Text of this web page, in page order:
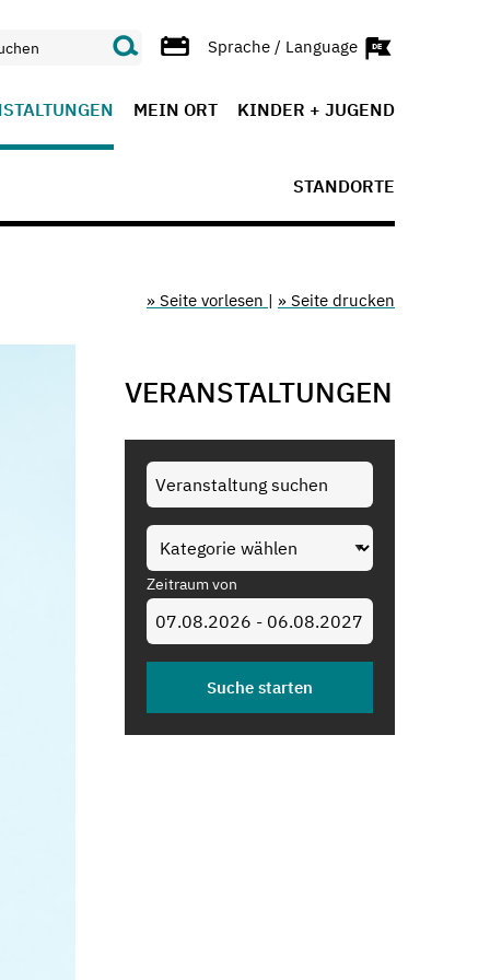
Sprache / Language
MEIN ORT KINDER + JUGEND
STANDORTE
» Seite vorlesen | » Seite drucken
VERANSTALTUNGEN
Zeitraum von